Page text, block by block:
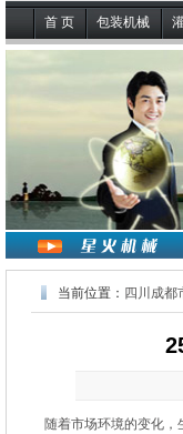
首 页 包装机械
当前位置： 四川成都
随着市场环境的变化，